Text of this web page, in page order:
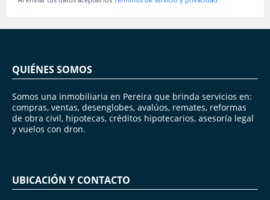
QUIÉNES SOMOS
Somos una inmobiliaria en Pereira que brinda servicios en:
compras, ventas, desenglobes, avalúos, remates, reformas
de obra civil, hipotecas, créditos hipotecarios, asesoría legal
y vuelos con dron.
UBICACIÓN Y CONTACTO